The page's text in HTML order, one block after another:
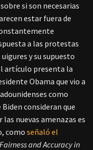
si son necesarias
estar fuera de
a las protestas
y su supuesto
artículo presenta la
Obama que vio a
como
consideran que
nuevas amenazas es
como señaló el
Fairness and Accuracy in